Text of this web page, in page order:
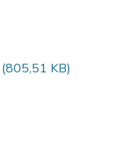
(805,51 KB)